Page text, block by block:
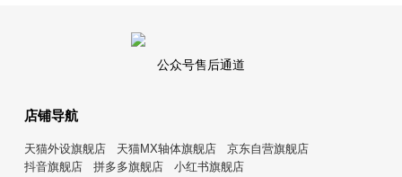
公众号售后通道
店铺导航
天猫外设旗舰店 天猫MX轴体旗舰店
京东自营旗舰店
抖音旗舰店
拼多多旗舰店 小红书旗舰店